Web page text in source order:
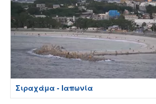
Σιραχάμα - Ιαπωνία